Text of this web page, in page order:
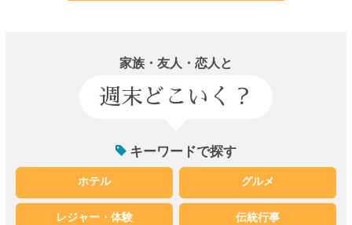
家族・友人・恋人と
週末どこいく？
キーワードで探す
ホテル グルメ
レジャー・体験 伝統行事